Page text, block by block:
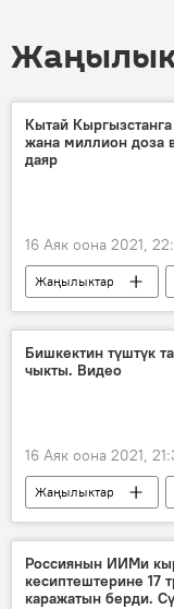
Кытай
жана миллион доза
даяр
16 Аяк оона 2021,
Жаңылыктар
Азия
Садыр Жапаров
Коронавируска каршы
Бишкектин түштүк
чыкты. Видео
16 Аяк оона 2021,
Жаңылыктар
Окуялар
Россиянын ИИМи
кесиптештерине 17
каражатын берди.